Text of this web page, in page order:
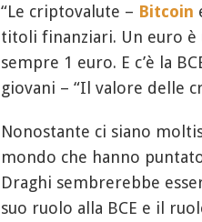
“Le criptovalute – Bitcoin
titoli finanziari. Un euro è
sempre 1 euro. E c’è la
giovani – “Il valore delle
Nonostante ci siano
mondo che hanno
Draghi sembrerebbe
suo ruolo alla BCE e il